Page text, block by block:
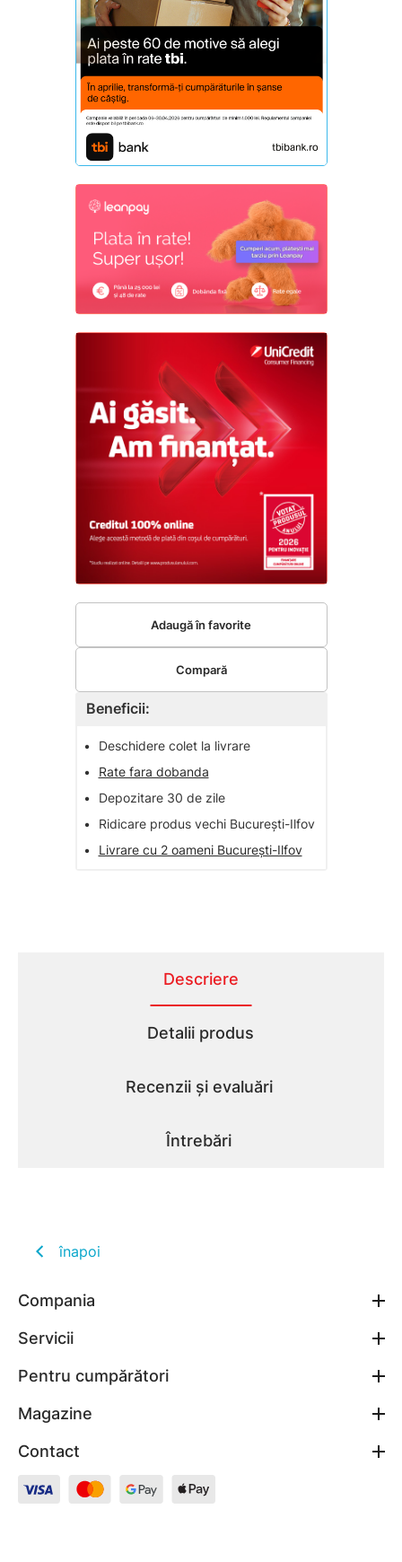
Beneficii:
•
Deschidere colet la livrare
•
Rate fara dobanda
•
Depozitare 30 de zile
•
Ridicare produs vechi București-Ilfov
•
Livrare cu 2 oameni București-Ilfov
Adaugă în favorite
Compară
Descriere
Detalii produs
Recenzii și evaluări
Întrebări
înapoi
Compania
Servicii
Pentru cumpărători
Magazine
Contact